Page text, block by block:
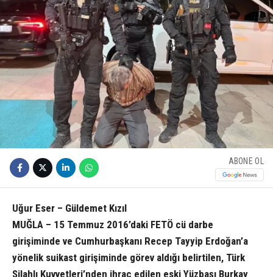
ABONE OL
Uğur Eser – Güldemet Kızıl
MUĞLA – 15 Temmuz 2016’daki FETÖ cü darbe
girişiminde ve Cumhurbaşkanı Recep Tayyip Erdoğan’a
yönelik suikast girişiminde görev aldığı belirtilen, Türk
Silahlı Kuvvetleri’nden ihraç edilen eski Yüzbaşı Burkay